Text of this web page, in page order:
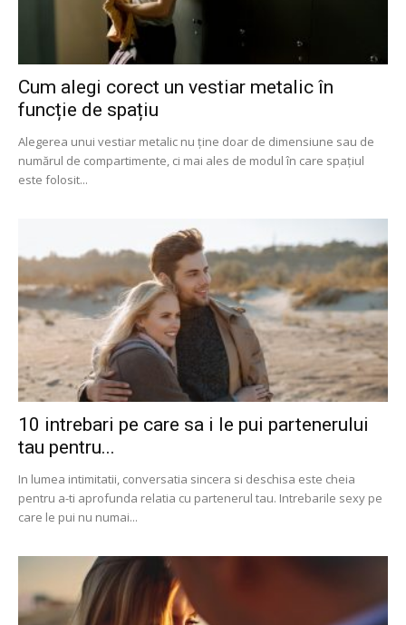
Cum alegi corect un vestiar metalic în
funcție de spațiu
Alegerea unui vestiar metalic nu ține doar de dimensiune sau de
numărul de compartimente, ci mai ales de modul în care spațiul
este folosit...
10 intrebari pe care sa i le pui partenerului
tau pentru...
In lumea intimitatii, conversatia sincera si deschisa este cheia
pentru a-ti aprofunda relatia cu partenerul tau. Intrebarile sexy pe
care le pui nu numai...